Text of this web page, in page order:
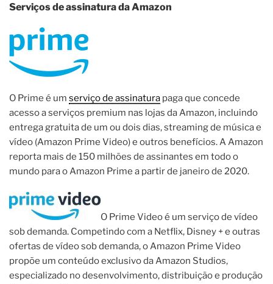
Serviços de assinatura da Amazon
O Prime é um serviço de assinatura paga que concede
acesso a serviços premium nas lojas da Amazon, incluindo
entrega gratuita de um ou dois dias, streaming de música e
vídeo (Amazon Prime Video) e outros benefícios. A Amazon
reporta mais de 150 milhões de assinantes em todo o
mundo para o Amazon Prime a partir de janeiro de 2020.
O Prime Video é um serviço de vídeo
sob demanda. Competindo com a Netflix, Disney + e outras
ofertas de vídeo sob demanda, o Amazon Prime Video
propõe um conteúdo exclusivo da Amazon Studios,
especializado no desenvolvimento, distribuição e produção